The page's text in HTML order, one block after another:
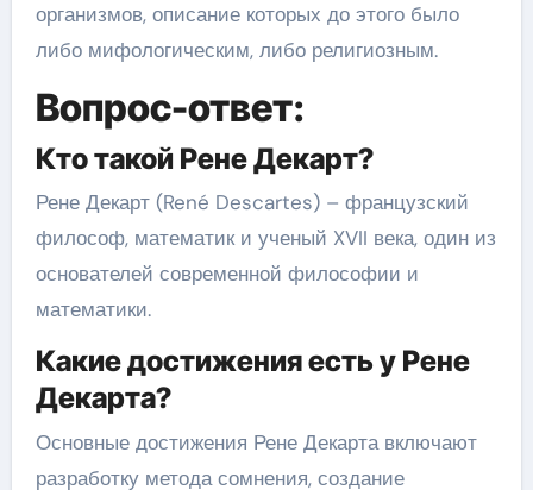
организмов, описание которых до этого было
либо мифологическим, либо религиозным.
Вопрос-ответ:
Кто такой Рене Декарт?
Рене Декарт (René Descartes) – французский
философ, математик и ученый XVII века, один из
основателей современной философии и
математики.
Какие достижения есть у Рене
Декарта?
Основные достижения Рене Декарта включают
разработку метода сомнения, создание